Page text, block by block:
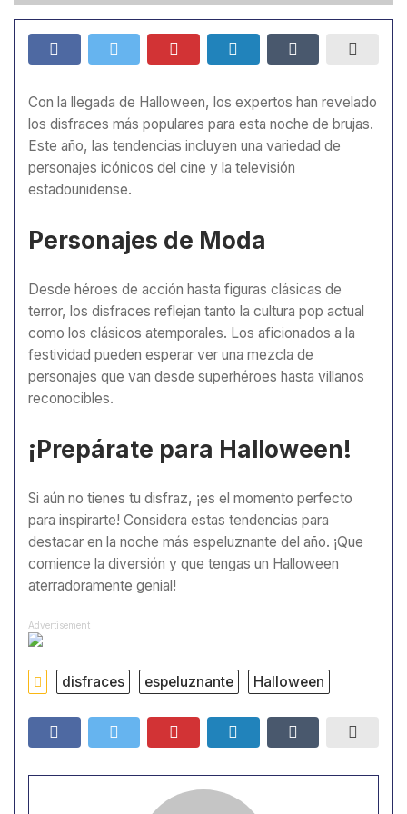
Con la llegada de Halloween, los expertos han revelado
los disfraces más populares para esta noche de brujas.
Este año, las tendencias incluyen una variedad de
personajes icónicos del cine y la televisión
estadounidense.
Personajes de Moda
Desde héroes de acción hasta figuras clásicas de
terror, los disfraces reflejan tanto la cultura pop actual
como los clásicos atemporales. Los aficionados a la
festividad pueden esperar ver una mezcla de
personajes que van desde superhéroes hasta villanos
reconocibles.
¡Prepárate para Halloween!
Si aún no tienes tu disfraz, ¡es el momento perfecto
para inspirarte! Considera estas tendencias para
destacar en la noche más espeluznante del año. ¡Que
comience la diversión y que tengas un Halloween
aterradoramente genial!
Advertisement
disfraces espeluznante Halloween